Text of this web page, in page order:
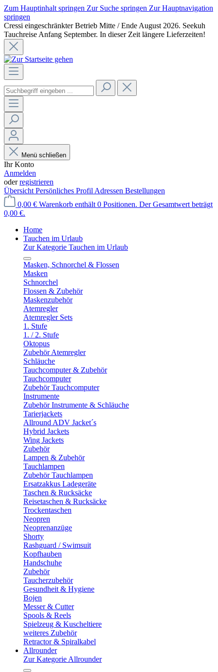
Zum Hauptinhalt springen Zur Suche springen Zur Hauptnavigation
springen
Cressi eingeschränkter Betrieb Mitte / Ende August 2026. Seekuh
Tauchreise Anfang September. In dieser Zeit längere Lieferzeiten!
Menü schließen
Ihr Konto
Anmelden
oderregistrieren
Übersicht Persönliches Profil Adressen Bestellungen
0,00 € Warenkorb enthält 0 Positionen. Der Gesamtwert beträgt
0,00 €.
Home
Tauchen im Urlaub
Zur Kategorie Tauchen im Urlaub
Masken, Schnorchel & Flossen
Masken
Schnorchel
Flossen & Zubehör
Maskenzubehör
Atemregler
Atemregler Sets
1. Stufe
1. / 2. Stufe
Oktopus
Zubehör Atemregler
Schläuche
Tauchcomputer & Zubehör
Tauchcomputer
Zubehör Tauchcomputer
Instrumente
Zubehör Instrumente & Schläuche
Tarierjackets
Allround ADV Jacket´s
Hybrid Jackets
Wing Jackets
Zubehör
Lampen & Zubehör
Tauchlampen
Zubehör Tauchlampen
Ersatzakkus Ladegeräte
Taschen & Rucksäcke
Reisetaschen & Rucksäcke
Trockentaschen
Neopren
Neoprenanzüge
Shorty
Rashguard / Swimsuit
Kopfhauben
Handschuhe
Zubehör
Taucherzubehör
Gesundheit & Hygiene
Bojen
Messer & Cutter
Spools & Reels
Spielzeug & Kuscheltiere
weiteres Zubehör
Retractor & Spiralkabel
Allrounder
Zur Kategorie Allrounder